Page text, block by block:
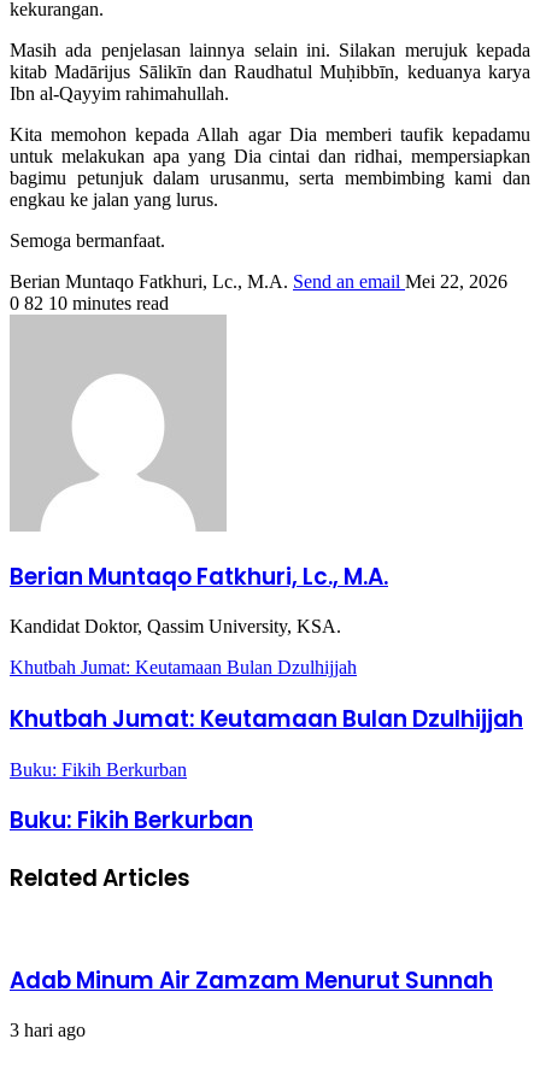
kekurangan.
Masih ada penjelasan lainnya selain ini. Silakan merujuk kepada
kitab Madārijus Sālikīn dan Raudhatul Muḥibbīn, keduanya karya
Ibn al-Qayyim rahimahullah.
Kita memohon kepada Allah agar Dia memberi taufik kepadamu
untuk melakukan apa yang Dia cintai dan ridhai, mempersiapkan
bagimu petunjuk dalam urusanmu, serta membimbing kami dan
engkau ke jalan yang lurus.
Semoga bermanfaat.
Berian Muntaqo Fatkhuri, Lc., M.A. Send an email Mei 22, 2026
0 82 10 minutes read
Berian Muntaqo Fatkhuri, Lc., M.A.
Kandidat Doktor, Qassim University, KSA.
Khutbah Jumat: Keutamaan Bulan Dzulhijjah
Khutbah Jumat: Keutamaan Bulan Dzulhijjah
Buku: Fikih Berkurban
Buku: Fikih Berkurban
Related Articles
Adab Minum Air Zamzam Menurut Sunnah
3 hari ago